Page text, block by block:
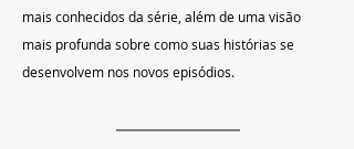
mais conhecidos da série, além de uma visão
mais profunda sobre como suas histórias se
desenvolvem nos novos episódios.